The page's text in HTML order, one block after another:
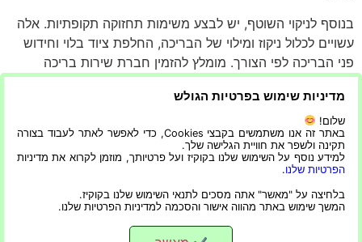
בנוסף לניקוי השוטף, יש לבצע משימות תחזוקה תקופתיות. אלה
עשויים לכלול ניקוז ומילוי של הבריכה, החלפת ציוד בלוי וחידוש
פני הבריכה לפי הצורך. מומלץ להזמין חברת שירות בריכה
מקצועית לתחזוקה ובדיקות שוטפות על מנת לוודא שכל היבטי
הבריכה תקינים.
לסיכום, בניית בריכה פרטית בבית היא השקעה לא מבוטלת
הדורשת תכנון ושיקול דעת מדוקדק. עם זאת, עם המידע
וההכוונה הנכונים, כפי שמסופקים במדריך זה, זה יכול להיות
פרויקט מתגמל שמשפר את הערך האסתטי והפונקציונלי של
הנכס שלך.
מדיניות שימוש בפרטיות הגולש
שלום!
באתר זה אנו משתמשים בקבצי Cookies, כדי לאפשר לאתר לעבוד בצורה
תקינה ולשפר את חוויית הגלישה שלך.
למידע נוסף על השימוש שלנו בקוקיז ועל פרטיותך, מוזמן לקרוא את מדיניות
הפרטיות שלנו.
בלחיצה על "מאשר" אתה מסכים לתנאי השימוש שלנו בקוקיז.
המשך שימוש באתר מהווה אישור והסכמה למדיניות הפרטיות שלנו.